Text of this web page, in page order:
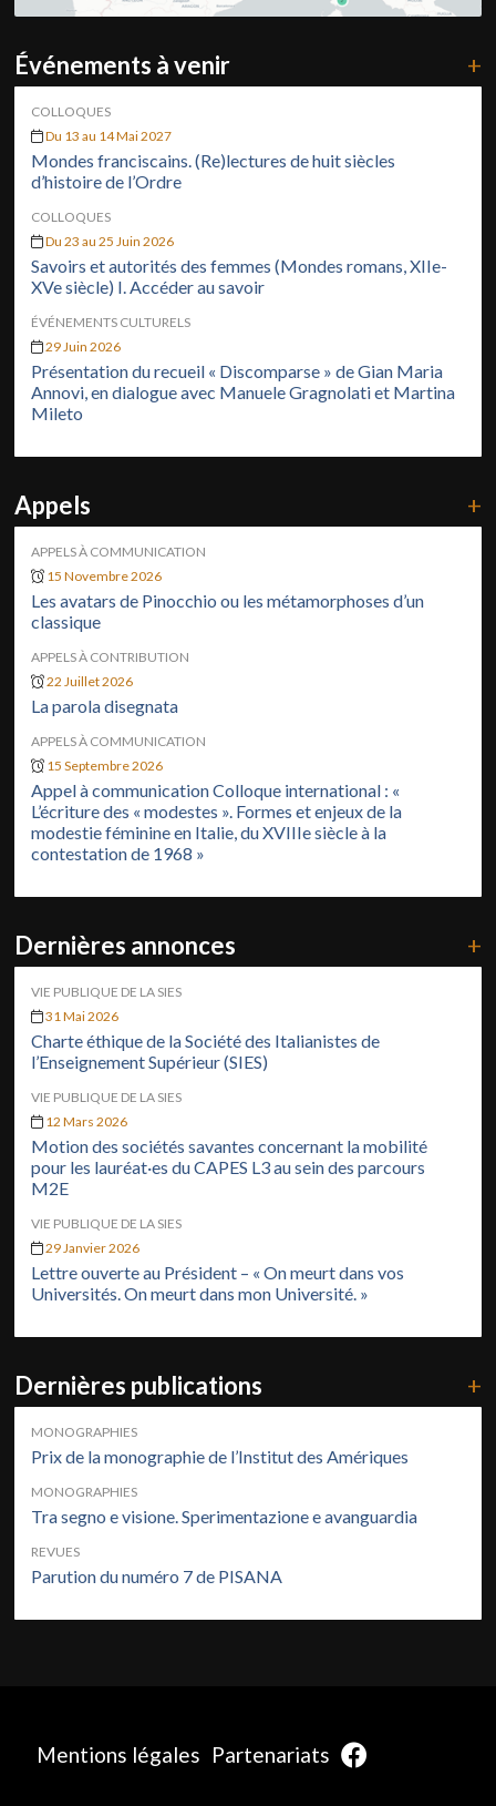
Événements à venir +
COLLOQUES
Du 13 au 14 Mai 2027
Mondes franciscains. (Re)lectures de huit siècles
d’histoire de l’Ordre
COLLOQUES
Du 23 au 25 Juin 2026
Savoirs et autorités des femmes (Mondes romans, XIIe-
XVe siècle) I. Accéder au savoir
ÉVÉNEMENTS CULTURELS
29 Juin 2026
Présentation du recueil « Discomparse » de Gian Maria
Annovi, en dialogue avec Manuele Gragnolati et Martina
Mileto
Appels +
APPELS À COMMUNICATION
15 Novembre 2026
Les avatars de Pinocchio ou les métamorphoses d’un
classique
APPELS À CONTRIBUTION
22 Juillet 2026
La parola disegnata
APPELS À COMMUNICATION
15 Septembre 2026
Appel à communication Colloque international : «
L’écriture des « modestes ». Formes et enjeux de la
modestie féminine en Italie, du XVIIIe siècle à la
contestation de 1968 »
Dernières annonces +
VIE PUBLIQUE DE LA SIES
31 Mai 2026
Charte éthique de la Société des Italianistes de
l’Enseignement Supérieur (SIES)
VIE PUBLIQUE DE LA SIES
12 Mars 2026
Motion des sociétés savantes concernant la mobilité
pour les lauréat·es du CAPES L3 au sein des parcours
M2E
VIE PUBLIQUE DE LA SIES
29 Janvier 2026
Lettre ouverte au Président – « On meurt dans vos
Universités. On meurt dans mon Université. »
Dernières publications +
MONOGRAPHIES
Prix de la monographie de l’Institut des Amériques
MONOGRAPHIES
Tra segno e visione. Sperimentazione e avanguardia
REVUES
Parution du numéro 7 de PISANA
Mentions légales Partenariats